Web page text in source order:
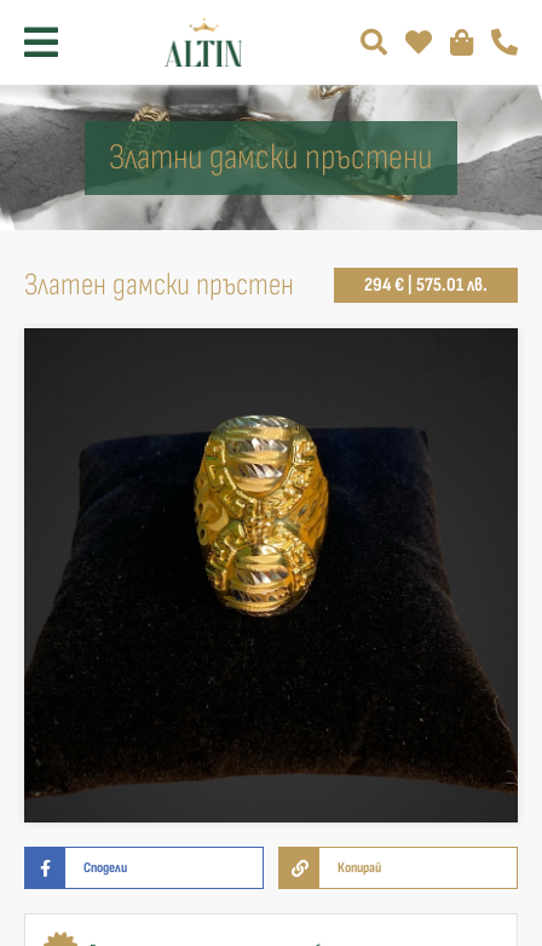
Златни дамски пръстени
Златен дамски пръстен 294 € | 575.01 лв.
Сподели Копирай